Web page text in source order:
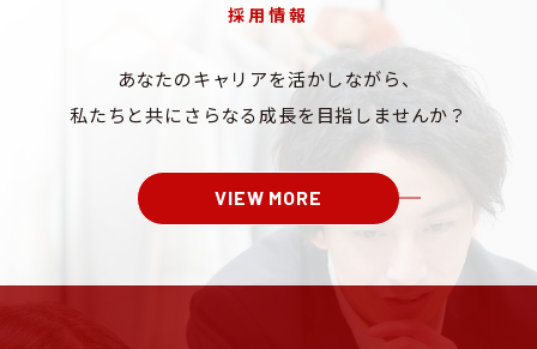
採用情報
あなたのキャリアを活かしながら、
私たちと共にさらなる成長を 目指しませんか？
VIEW MORE